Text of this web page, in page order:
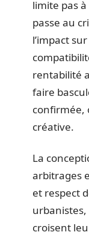
limite pas
passe au
l’impact
rentabilité
faire
confirmée,
créative.
La
arbitrages
et respect
croisent